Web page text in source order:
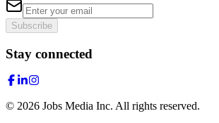
Subscribe
Stay connected
© 2026 Jobs Media Inc. All rights reserved.